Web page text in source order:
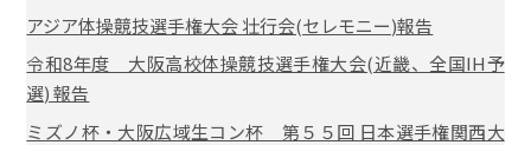
アジア体操競技選手権大会 壮行会(セレモニー)報告
令和8年度 大阪高校体操競技選手権大会(近畿、全国IH予
選) 報告
ミズノ杯・大阪広域生コン杯 第５５回 日本選手権関西大